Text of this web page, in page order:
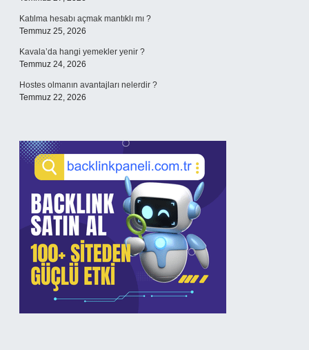
Katılma hesabı açmak mantıklı mı ?
Temmuz 25, 2026
Kavala’da hangi yemekler yenir ?
Temmuz 24, 2026
Hostes olmanın avantajları nelerdir ?
Temmuz 22, 2026